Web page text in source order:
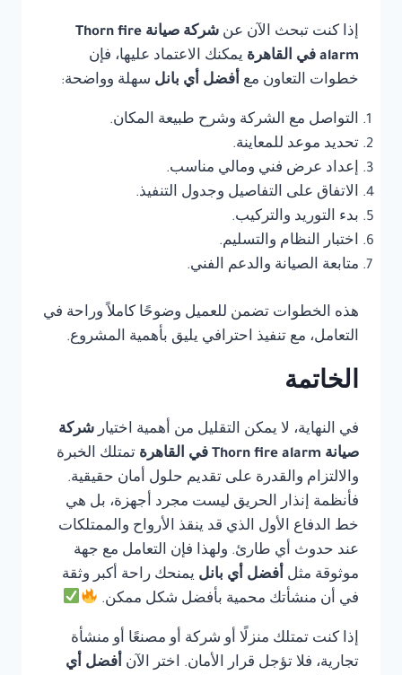
إذا كنت تبحث الآن عن
شركة صيانة Thorn fire
alarm في القاهرة
يمكنك الاعتماد عليها، فإن
خطوات التعاون مع أفضل أي بانل سهلة وواضحة:
التواصل مع الشركة وشرح طبيعة المكان.
تحديد موعد للمعاينة.
إعداد عرض فني ومالي مناسب.
الاتفاق على التفاصيل وجدول التنفيذ.
بدء التوريد والتركيب.
اختبار النظام والتسليم.
متابعة الصيانة والدعم الفني.
هذه الخطوات تضمن للعميل وضوحًا كاملاً وراحة في
التعامل، مع تنفيذ احترافي يليق بأهمية المشروع.
الخاتمة
في النهاية، لا يمكن التقليل من أهمية اختيار شركة
صيانة Thorn fire alarm في القاهرة
تمتلك الخبرة
والالتزام والقدرة على تقديم حلول أمان حقيقية.
فأنظمة إنذار الحريق ليست مجرد أجهزة، بل هي
خط الدفاع الأول الذي قد ينقذ الأرواح والممتلكات
عند حدوث أي طارئ. ولهذا فإن التعامل مع جهة
موثوقة مثل أفضل أي بانل يمنحك راحة أكبر وثقة
في أن منشأتك محمية بأفضل شكل ممكن.
إذا كنت تمتلك منزلًا أو شركة أو مصنعًا أو منشأة
تجارية، فلا تؤجل قرار الأمان. اختر الآن أفضل أي